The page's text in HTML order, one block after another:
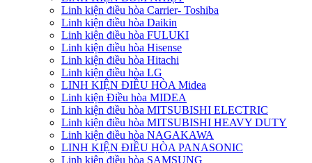
Linh kiện điều hòa Carrier- Toshiba
Linh kiện điều hòa Daikin
Linh kiện điều hòa FULUKI
Linh kiện điều hòa Hisense
Linh kiện điều hòa Hitachi
Linh kiện điều hòa LG
LINH KIỆN ĐIỀU HÒA Midea
Linh kiện Điều hòa MIDEA
Linh kiện điều hòa MITSUBISHI ELECTRIC
Linh kiện điều hòa MITSUBISHI HEAVY DUTY
Linh kiện điều hòa NAGAKAWA
LINH KIỆN ĐIỀU HÒA PANASONIC
Linh kiện điều hòa SAMSUNG